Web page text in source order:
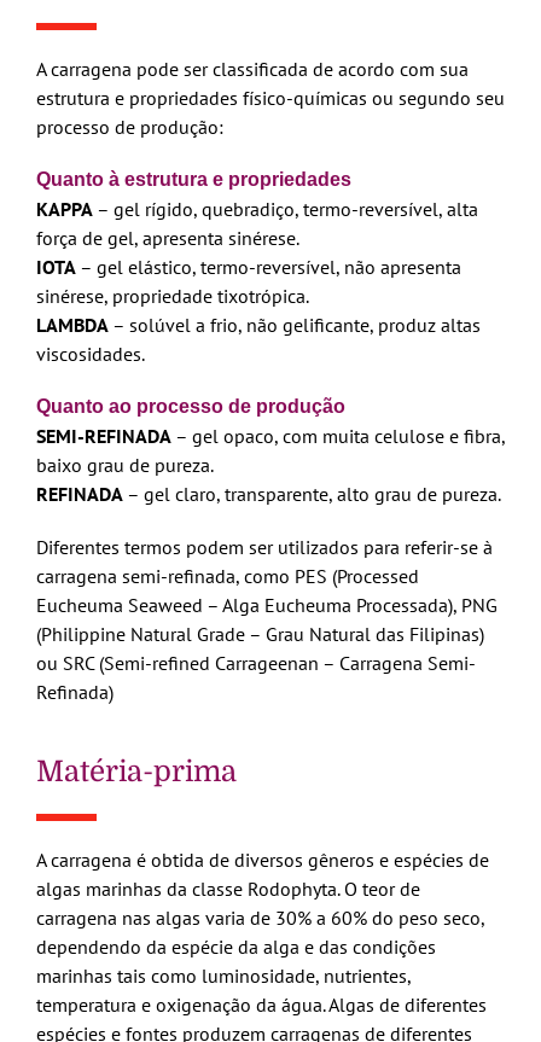
A carragena pode ser classificada de acordo com sua
estrutura e propriedades físico-químicas ou segundo seu
processo de produção:
Quanto à estrutura e propriedades
KAPPA – gel rígido, quebradiço, termo-reversível, alta
força de gel, apresenta sinérese.
IOTA – gel elástico, termo-reversível, não apresenta
sinérese, propriedade tixotrópica.
LAMBDA – solúvel a frio, não gelificante, produz altas
viscosidades.
Quanto ao processo de produção
SEMI-REFINADA – gel opaco, com muita celulose e fibra,
baixo grau de pureza.
REFINADA – gel claro, transparente, alto grau de pureza.
Diferentes termos podem ser utilizados para referir-se à
carragena semi-refinada, como PES (Processed
Eucheuma Seaweed – Alga Eucheuma Processada), PNG
(Philippine Natural Grade – Grau Natural das Filipinas)
ou SRC (Semi-refined Carrageenan – Carragena Semi-
Refinada)
Matéria-prima
A carragena é obtida de diversos gêneros e espécies de
algas marinhas da classe Rodophyta. O teor de
carragena nas algas varia de 30% a 60% do peso seco,
dependendo da espécie da alga e das condições
marinhas tais como luminosidade, nutrientes,
temperatura e oxigenação da água. Algas de diferentes
espécies e fontes produzem carragenas de diferentes